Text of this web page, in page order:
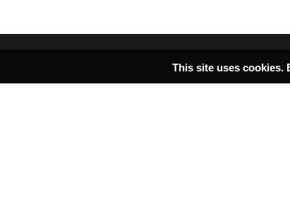
This site uses cookies.